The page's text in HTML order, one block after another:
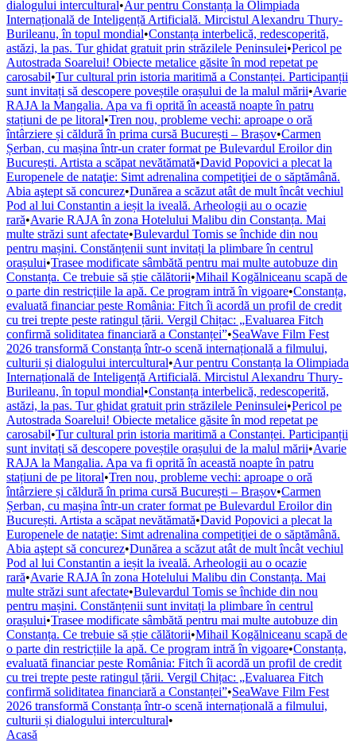
dialogului intercultural•Aur pentru Constanța la Olimpiada
Internațională de Inteligență Artificială. Mircistul Alexandru Thury-
Burileanu, în topul mondial•Constanța interbelică, redescoperită,
astăzi, la pas. Tur ghidat gratuit prin străzilele Peninsulei•Pericol pe
Autostrada Soarelui! Obiecte metalice găsite în mod repetat pe
carosabil•Tur cultural prin istoria maritimă a Constanței. Participanții
sunt invitați să descopere poveștile orașului de la malul mării•Avarie
RAJA la Mangalia. Apa va fi oprită în această noapte în patru
stațiuni de pe litoral•Tren nou, probleme vechi: aproape o oră
întârziere și căldură în prima cursă București – Brașov•Carmen
Șerban, cu mașina într-un crater format pe Bulevardul Eroilor din
București. Artista a scăpat nevătămată•David Popovici a plecat la
Europenele de nataţie: Simt adrenalina competiţiei de o săptămână.
Abia aştept să concurez•Dunărea a scăzut atât de mult încât vechiul
Pod al lui Constantin a ieșit la iveală. Arheologii au o ocazie
rară•Avarie RAJA în zona Hotelului Malibu din Constanța. Mai
multe străzi sunt afectate•Bulevardul Tomis se închide din nou
pentru mașini. Constănțenii sunt invitați la plimbare în centrul
orașului•Trasee modificate sâmbătă pentru mai multe autobuze din
Constanța. Ce trebuie să știe călătorii•Mihail Kogălniceanu scapă de
o parte din restricțiile la apă. Ce program intră în vigoare•Constanța,
evaluată financiar peste România: Fitch îi acordă un profil de credit
cu trei trepte peste ratingul țării. Vergil Chițac: „Evaluarea Fitch
confirmă soliditatea financiară a Constanței”•SeaWave Film Fest
2026 transformă Constanța într-o scenă internațională a filmului,
culturii și dialogului intercultural•Aur pentru Constanța la Olimpiada
Internațională de Inteligență Artificială. Mircistul Alexandru Thury-
Burileanu, în topul mondial•Constanța interbelică, redescoperită,
astăzi, la pas. Tur ghidat gratuit prin străzilele Peninsulei•Pericol pe
Autostrada Soarelui! Obiecte metalice găsite în mod repetat pe
carosabil•Tur cultural prin istoria maritimă a Constanței. Participanții
sunt invitați să descopere poveștile orașului de la malul mării•Avarie
RAJA la Mangalia. Apa va fi oprită în această noapte în patru
stațiuni de pe litoral•Tren nou, probleme vechi: aproape o oră
întârziere și căldură în prima cursă București – Brașov•Carmen
Șerban, cu mașina într-un crater format pe Bulevardul Eroilor din
București. Artista a scăpat nevătămată•David Popovici a plecat la
Europenele de nataţie: Simt adrenalina competiţiei de o săptămână.
Abia aştept să concurez•Dunărea a scăzut atât de mult încât vechiul
Pod al lui Constantin a ieșit la iveală. Arheologii au o ocazie
rară•Avarie RAJA în zona Hotelului Malibu din Constanța. Mai
multe străzi sunt afectate•Bulevardul Tomis se închide din nou
pentru mașini. Constănțenii sunt invitați la plimbare în centrul
orașului•Trasee modificate sâmbătă pentru mai multe autobuze din
Constanța. Ce trebuie să știe călătorii•Mihail Kogălniceanu scapă de
o parte din restricțiile la apă. Ce program intră în vigoare•Constanța,
evaluată financiar peste România: Fitch îi acordă un profil de credit
cu trei trepte peste ratingul țării. Vergil Chițac: „Evaluarea Fitch
confirmă soliditatea financiară a Constanței”•SeaWave Film Fest
2026 transformă Constanța într-o scenă internațională a filmului,
culturii și dialogului intercultural•
Acasă